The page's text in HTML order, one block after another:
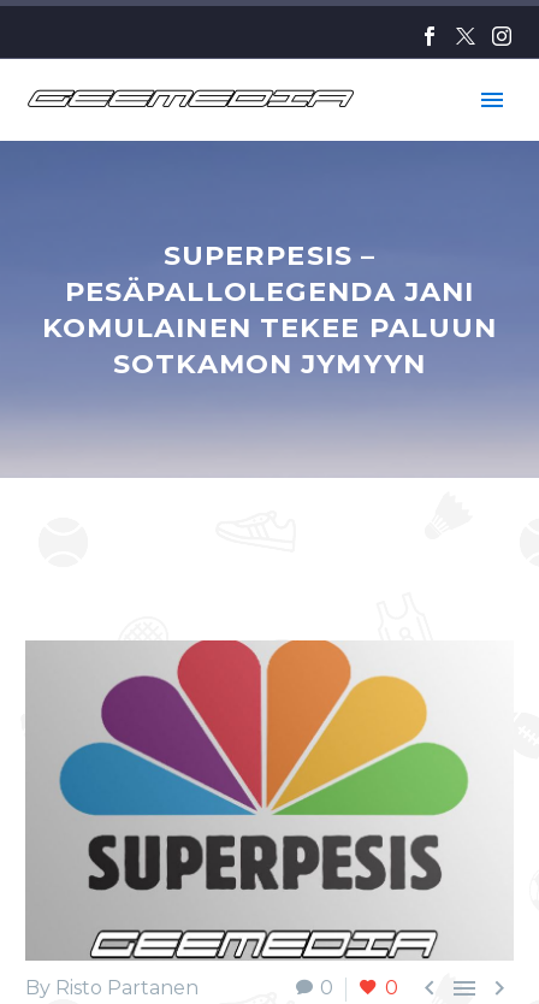
SUPERPESIS –
PESÄPALLOLEGENDA JANI
KOMULAINEN TEKEE PALUUN
SOTKAMON JYMYYN
0 0   
By Risto Partanen